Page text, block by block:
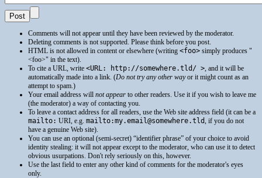
Comments will not appear until they have been reviewed by the moderator.
Deleting comments is not supported. Please think before you post.
HTML is not allowed in content or elsewhere (writing <foo> simply produces
<foo>
in the text).
To cite a URL , write <URL: http://somewhere.tld/ > , and it will be
automatically made into a link. (Do not try any other wayor it might count as an
attempt to spam.)
Your email address will not appear to other readers. Use it if you wish to leave me
(the moderator) a way of contacting you.
To leave a contact address for all readers, use the Web site address field (it can be a
mailto: URI , e.g. mailto:my.email@somewhere.tld , if you do not
have a genuine Web site).
You can use an optional (semi-secret) “identifier phrase” of your choice to avoid
identity stealing: it will not appear except to the moderator, who can use it to detect
obvious usurpations. Don't rely seriously on this, however.
Use the last field to enter any other kind of comments for the moderator's eyes
only.